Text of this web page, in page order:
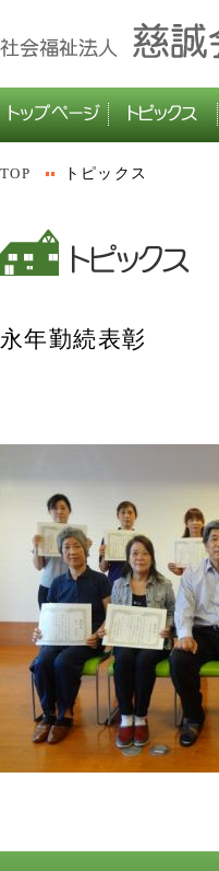
TOP トピックス
永年勤続表彰